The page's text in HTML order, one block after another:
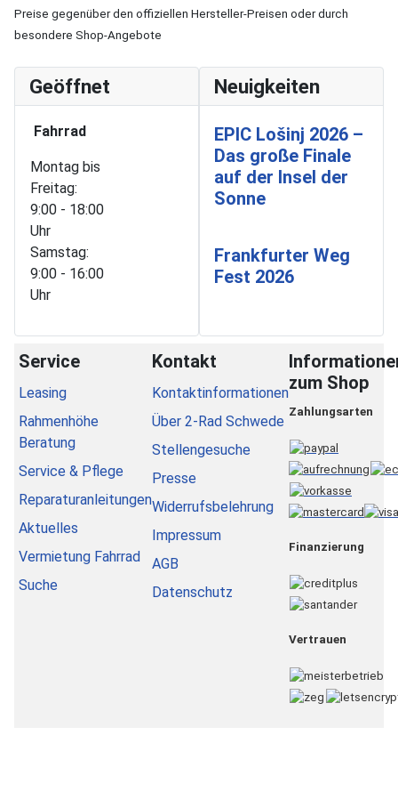
Preise gegenüber den offiziellen Hersteller-Preisen oder durch
besondere Shop-Angebote
Geöffnet
Fahrrad
Montag bis
Freitag:
9:00 - 18:00
Uhr
Samstag:
9:00 - 16:00
Uhr
Neuigkeiten
EPIC Lošinj 2026 –
Das große Finale
auf der Insel der
Sonne
Frankfurter Weg
Fest 2026
Service
Leasing
Rahmenhöhe
Beratung
Service & Pflege
Reparaturanleitungen
Aktuelles
Vermietung Fahrrad
Suche
Kontakt
Kontaktinformationen
Über 2-Rad Schwede
Stellengesuche
Presse
Widerrufsbelehrung
Impressum
AGB
Datenschutz
zum Shop
Zahlungsarten
Finanzierung
Vertrauen